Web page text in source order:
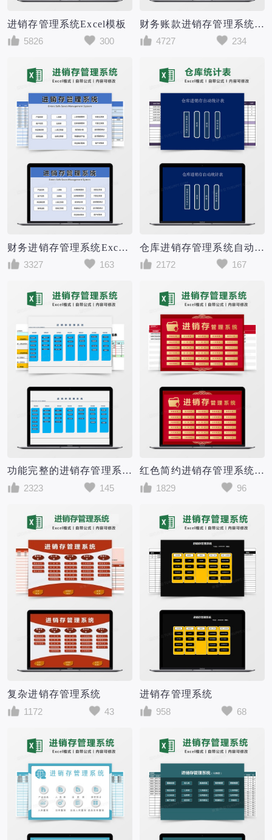
进销存管理系统Excel模板
5826
300
财务账款进销存管理系统Excel模板
4727
234
财务进销存管理系统Excel模板
3327
163
仓库进销存管理系统自动统计excel表
2172
167
功能完整的进销存管理系统Excel模板
2323
145
红色简约进销存管理系统excel模版
1829
96
复杂进销存管理系统
1172
43
进销存管理系统
958
68